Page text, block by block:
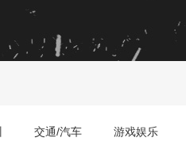
交通/汽车 游戏娱乐